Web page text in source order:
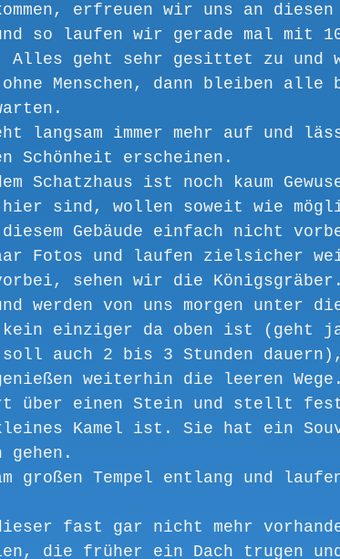
erfreuen wir uns an
so laufen wir gerade mal mit 10
Alles geht sehr gesittet zu und
Menschen, dann bleiben
langsam immer mehr auf und
Schönheit erscheinen.
Schatzhaus ist noch kaum
sind, wollen soweit wie
diesem Gebäude einfach nicht
Fotos und laufen zielsicher
sehen wir die
werden von uns morgen unter die
kein einziger da oben ist (geht
soll auch 2 bis 3 Stunden
weiterhin die leeren Wege.
über einen Stein und stellt
Kamel ist. Sie hat ein
gehen.
großen Tempel entlang und
fast gar nicht mehr
die früher ein Dach trugen